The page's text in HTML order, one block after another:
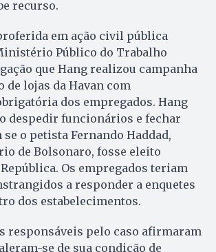
recurso.
em ação civil pública
Público do Trabalho
que Hang realizou campanha
lojas da Havan com
dos empregados. Hang
despedir funcionários e fechar
se o petista Fernando Haddad,
de Bolsonaro, fosse eleito
Os empregados teriam
a responder a enquetes
dos estabelecimentos.
responsáveis pelo caso afirmaram
se de sua condição de